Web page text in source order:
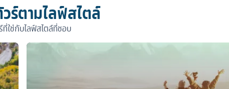
ร์ตามไลฟ์สไตล์
ที่ใช่กับไลฟ์สไตล์ที่ชอบ